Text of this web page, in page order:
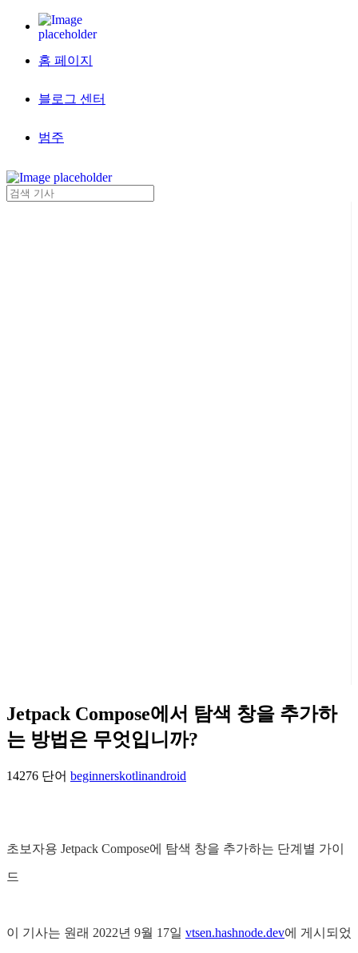
홈 페이지
블로그 센터
범주
Jetpack Compose에서 탐색 창을 추가하
는 방법은 무엇입니까?
14276 단어 beginnerskotlinandroid
초보자용 Jetpack Compose에 탐색 창을 추가하는 단계별 가이
드
이 기사는 원래 2022년 9월 17일 vtsen.hashnode.dev에 게시되었